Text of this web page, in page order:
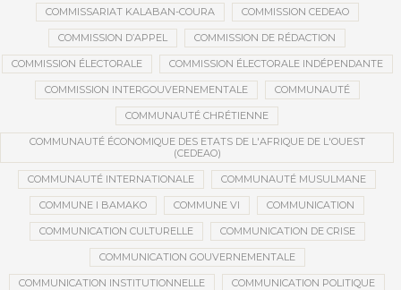
COMMISSARIAT KALABAN-COURA COMMISSION CEDEAO
COMMISSION D’APPEL COMMISSION DE RÉDACTION
COMMISSION ÉLECTORALE COMMISSION ÉLECTORALE INDÉPENDANTE
COMMISSION INTERGOUVERNEMENTALE COMMUNAUTÉ
COMMUNAUTÉ CHRÉTIENNE
COMMUNAUTÉ ÉCONOMIQUE DES ETATS DE L'AFRIQUE DE L'OUEST
(CEDEAO)
COMMUNAUTÉ INTERNATIONALE COMMUNAUTÉ MUSULMANE
COMMUNE I BAMAKO COMMUNE VI COMMUNICATION
COMMUNICATION CULTURELLE COMMUNICATION DE CRISE
COMMUNICATION GOUVERNEMENTALE
COMMUNICATION INSTITUTIONNELLE COMMUNICATION POLITIQUE